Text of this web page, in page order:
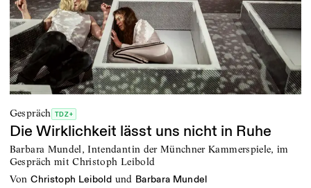
Gespräch TDZ+
Die Wirklichkeit lässt uns nicht in Ruhe
Barbara Mundel, Intendantin der Münchner Kammerspiele, im
Gespräch mit Christoph Leibold
von Christoph Leibold und Barbara Mundel